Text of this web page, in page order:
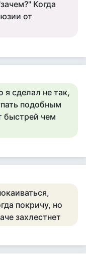
Когда
от
я сделал не так,
подобным
быстрей чем
покричу, но
захлестнет